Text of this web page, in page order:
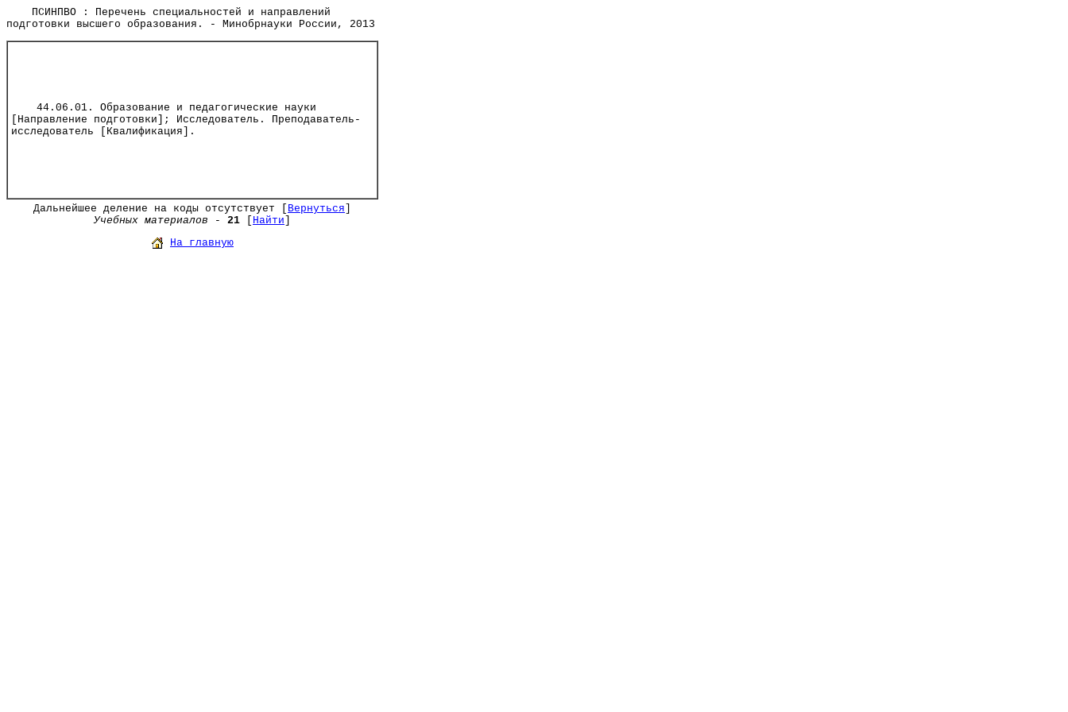
ПСИНПВО : Перечень специальностей и направлений
подготовки высшего образования. - Минобрнауки России, 2013
44.06.01. Образование и педагогические науки
[Направление подготовки]; Исследователь. Преподаватель-
исследователь [Квалификация].
Дальнейшее деление на коды отсутствует [ Вернуться
Учебных материалов - 21 Найти
На главную